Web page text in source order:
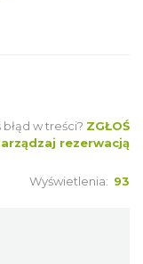
błąd w treści? ZGŁOŚ
rezerwacją
Wyświetlenia: 93